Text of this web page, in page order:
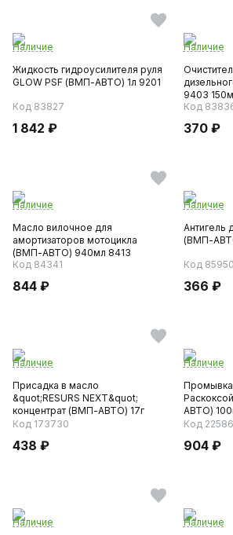
Наличие
Жидкость гидроусилителя руля
GLOW PSF (ВМП-АВТО) 1л 9201
Код 83827
1 842 ₽
Наличие
9403
Код
370 ₽
Наличие
Масло вилочное для
амортизаторов мотоцикла
(ВМП-АВТО) 940мл 8413
Код 84341
844 ₽
Наличие
Антигель
(ВМП-
Код 85950
366 ₽
Наличие
Присадка в масло
&quot;RESURS NEXT&quot;
концентрат (ВМП-АВТО) 17г
4305
Код 173730
438 ₽
Наличие
Промывка
АВТО)
Код
904 ₽
Наличие
Наличие